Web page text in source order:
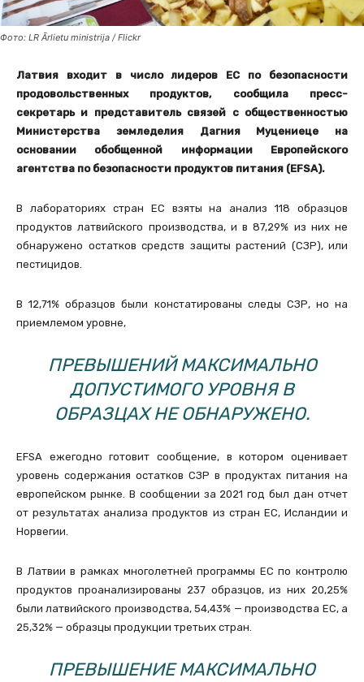
Фото: LR Ārlietu ministrija / Flickr
Латвия входит в число лидеров ЕС по безопасности
продовольственных продуктов, сообщила пресс-
секретарь и представитель связей с общественностью
Министерства земледелия Дагния Муцениеце на
основании обобщенной информации Европейского
агентства по безопасности продуктов питания (EFSA).
В лабораториях стран ЕС взяты на анализ 118 образцов
продуктов латвийского производства, и в 87,29% из них не
обнаружено остатков средств защиты растений (СЗР), или
пестицидов.
В 12,71% образцов были констатированы следы СЗР, но на
приемлемом уровне,
ПРЕВЫШЕНИЙ МАКСИМАЛЬНО
ДОПУСТИМОГО УРОВНЯ В
ОБРАЗЦАХ НЕ ОБНАРУЖЕНО.
EFSA ежегодно готовит сообщение, в котором оценивает
уровень содержания остатков СЗР в продуктах питания на
европейском рынке. В сообщении за 2021 год был дан отчет
от результатах анализа продуктов из стран ЕС, Исландии и
Норвегии.
В Латвии в рамках многолетней программы ЕС по контролю
продуктов проанализированы 237 образцов, из них 20,25%
были латвийского производства, 54,43% — производства ЕС, а
25,32% — образцы продукции третьих стран.
ПРЕВЫШЕНИЕ МАКСИМАЛЬНО